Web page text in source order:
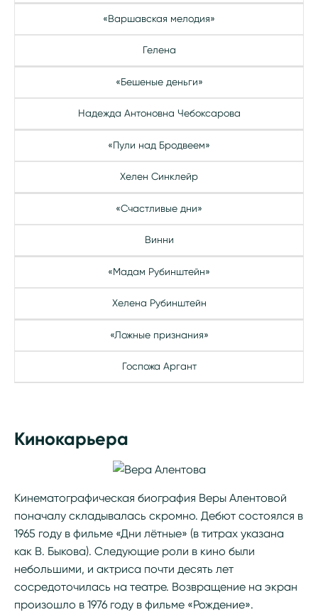
«Варшавская мелодия»
Гелена
«Бешеные деньги»
Надежда Антоновна Чебоксарова
«Пули над Бродвеем»
Хелен Синклейр
«Счастливые дни»
Винни
«Мадам Рубинштейн»
Хелена Рубинштейн
«Ложные признания»
Госпожа Аргант
Кинокарьера
Кинематографическая биография Веры Алентовой
поначалу складывалась скромно. Дебют состоялся в
1965 году в фильме «Дни лётные» (в титрах указана
как В. Быкова). Следующие роли в кино были
небольшими, и актриса почти десять лет
сосредоточилась на театре. Возвращение на экран
произошло в 1976 году в фильме «Рождение».